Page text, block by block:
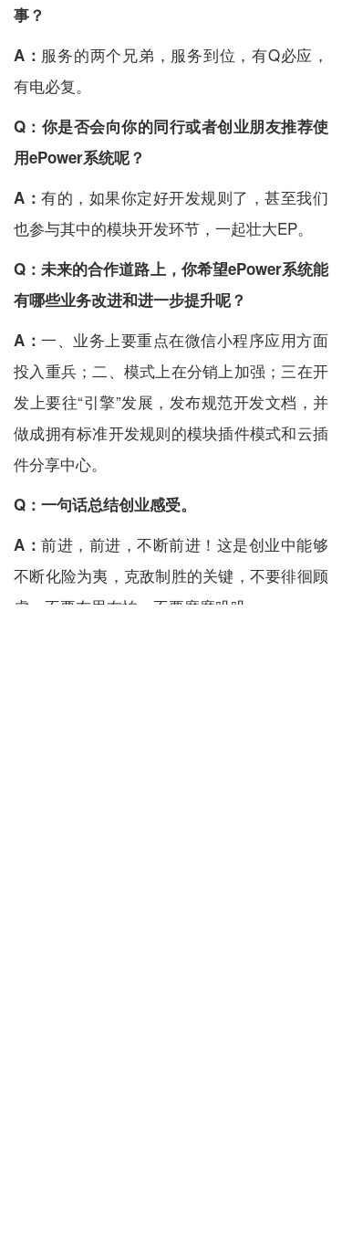
事？
A： 服务的两个兄弟，服务到位，有Q必应，
有电必复。
Q： 你是否会向你的同行或者创业朋友推荐使
用ePower系统呢？
A：有的，如果你定好开发规则了，甚至我们
也参与其中的模块开发环节，一起壮大EP。
Q： 未来的合作道路上，你希望ePower系统能
有哪些业务改进和进一步提升呢？
A：一、业务上要重点在微信小程序应用方面
投入重兵；二、模式上在分销上加强；三在开
发上要往“引擎”发展，发布规范开发文档，并
做成拥有标准开发规则的模块插件模式和云插
件分享中心。
Q： 一句话总结创业感受。
A：前进，前进，不断前进！这是创业中能够
不断化险为夷，克敌制胜的关键，不要徘徊顾
虑，不要左思右怕，不要磨磨叽叽。